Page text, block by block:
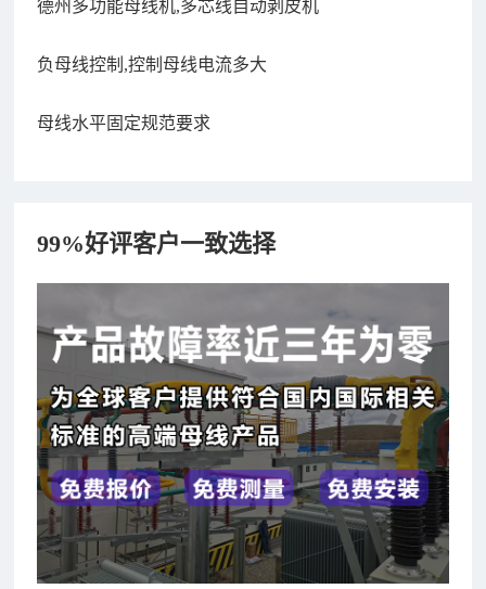
德州多功能母线机,多芯线自动剥皮机
负母线控制,控制母线电流多大
母线水平固定规范要求
99%好评客户一致选择
182xxxx4350 秦女士 咨询了报价 7分钟前
156xxxx3534 郭先生 咨询了报价7分钟前
192xxxx2920 周先生 咨询了报价10分钟前
189xxxx6562 王先生 咨询了报价1秒前
190xxxx3508 徐女士 咨询了报价5秒前
135xxxx6654 张先生 咨询了报价
181xxxx7531 苟先生 咨询了报价5分钟前